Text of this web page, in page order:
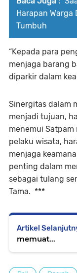
Harapan Warga
Tumbuh
“Kepada para
menjaga barang
diparkir dalam
Sinergitas dalam
menjadi tujuan,
menemui
pelaku wisata,
menjaga
penting dalam
sebagai tulang
Tama. ***
Artikel
memuat...